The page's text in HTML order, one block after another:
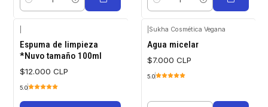
Quantity Quantity
Espuma de limpieza
*Nuvo tamaño 100ml
$12.000 CLP
5.0
Sukha Cosmética Vegana
Agua micelar
$7.000 CLP
5.0